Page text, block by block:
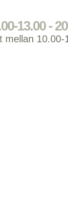
13.00 -
mellan